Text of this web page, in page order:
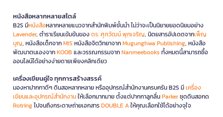
หนังสือหลากหลายสไตล์
B2S มีหนังสือหลากหลายแนวจากสำนักพิมพ์ชั้นนำ ไม่ว่าจะเป็นนิยายยอดนิยมอย่าง
Lavender, ตำราเรียนเข้มข้นของดร. ศุภวัฒน์ พุกเจริญ, นิตยสารอัปเดตจากเพ็ญ
บุญ, หนังสือเด็กจากMIS หนังสือจิตวิทยาจากMugunghwa Publishing, หนังสือ
พัฒนาตนเองจากKOOB และวรรณกรรมจากNanmeebooks ทั้งหมดนี้สามารถซื้อ
ออนไลน์ได้อย่างง่ายดายเพียงคลิกเดียว
เครื่องเขียนคู่ใจ ทุกการสร้างสรรค์
มองหาปากกาดีๆ ดินสอหลากหลาย หรืออุปกรณ์สำนักงานครบครัน B2S มีเครื่อง
เขียนและอุปกรณ์สำนักงานให้เลือกมากมาย ตั้งแต่ปากกาลูกลื่นParkerชุดดินสอกด
Rotringไปจนถึงกระดาษถ่ายเอกสารDOUBLE Aให้คุณเลือกใช้ได้อย่างจุใจ